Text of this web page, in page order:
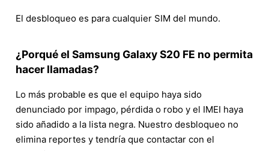
El desbloqueo es para cualquier SIM del mundo.
¿Porqué el Samsung Galaxy S20 FE no permita
hacer llamadas?
Lo más probable es que el equipo haya sido
denunciado por impago, pérdida o robo y el IMEI haya
sido añadido a la lista negra. Nuestro desbloqueo no
elimina reportes y tendría que contactar con el